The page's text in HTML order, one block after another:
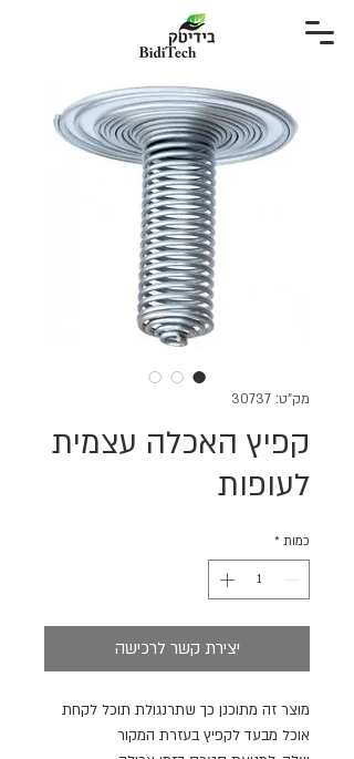
מק"ט: 30737
קפיץ האכלה עצמית
לעופות
כמות *
יצירת קשר לרכישה
מוצר זה מתוכנן כך שתרנגולת תוכל לקחת
אוכל מבעד לקפיץ בעזרת המקור